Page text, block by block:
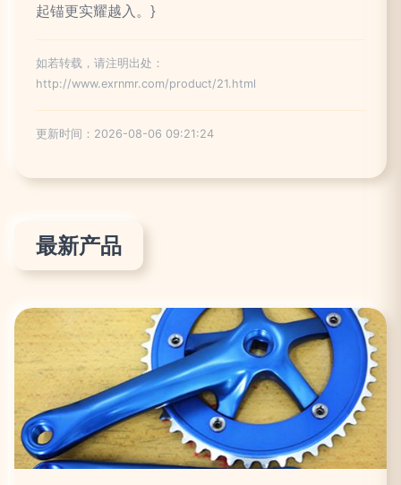
起锚更实耀越入。}
如若转载，请注明出处：
http://www.exrnmr.com/product/21.html
更新时间：2026-08-06 09:21:24
最新产品